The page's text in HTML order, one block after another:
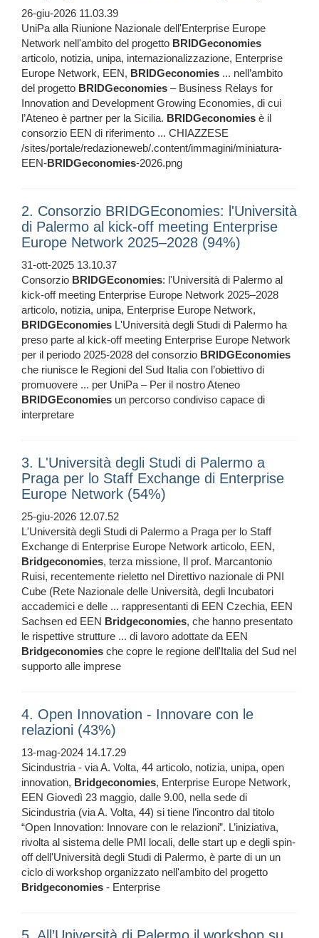
26-giu-2026 11.03.39
UniPa alla Riunione Nazionale dell'Enterprise Europe
Network nell'ambito del progetto BRIDGeconomies
articolo, notizia, unipa, internazionalizzazione, Enterprise
Europe Network, EEN, BRIDGeconomies ... nell’ambito
del progetto BRIDGeconomies – Business Relays for
Innovation and Development Growing Economies, di cui
l’Ateneo è partner per la Sicilia. BRIDGeconomies è il
consorzio EEN di riferimento ... CHIAZZESE
/sites/portale/redazioneweb/.content/immagini/miniatura-
EEN-BRIDGeconomies-2026.png
2. Consorzio BRIDGEconomies: l'Università
di Palermo al kick-off meeting Enterprise
Europe Network 2025–2028 (94%)
31-ott-2025 13.10.37
Consorzio BRIDGEconomies: l'Università di Palermo al
kick-off meeting Enterprise Europe Network 2025–2028
articolo, notizia, unipa, Enterprise Europe Network,
BRIDGEconomies L'Università degli Studi di Palermo ha
preso parte al kick-off meeting Enterprise Europe Network
per il periodo 2025-2028 del consorzio BRIDGEconomies
che riunisce le Regioni del Sud Italia con l’obiettivo di
promuovere ... per UniPa – Per il nostro Ateneo
BRIDGEconomies un percorso condiviso capace di
interpretare
3. L'Università degli Studi di Palermo a
Praga per lo Staff Exchange di Enterprise
Europe Network (54%)
25-giu-2026 12.07.52
L'Università degli Studi di Palermo a Praga per lo Staff
Exchange di Enterprise Europe Network articolo, EEN,
Bridgeconomies, terza missione, Il prof. Marcantonio
Ruisi, recentemente rieletto nel Direttivo nazionale di PNI
Cube (Rete Nazionale delle Università, degli Incubatori
accademici e delle ... rappresentanti di EEN Czechia, EEN
Sachsen ed EEN Bridgeconomies, che hanno presentato
le rispettive strutture ... di lavoro adottate da EEN
Bridgeconomies che copre le regione dell'Italia del Sud nel
supporto alle imprese
4. Open Innovation - Innovare con le
relazioni (43%)
13-mag-2024 14.17.29
Sicindustria - via A. Volta, 44 articolo, notizia, unipa, open
innovation, Bridgeconomies, Enterprise Europe Network,
EEN Giovedì 23 maggio, dalle 9.00, nella sede di
Sicindustria (via A. Volta, 44) si tiene l’incontro dal titolo
“Open Innovation: Innovare con le relazioni”. L’iniziativa,
rivolta al sistema delle PMI locali, delle start up e degli spin-
off dell'Università degli Studi di Palermo, è parte di un un
ciclo di workshop organizzato nell'ambito del progetto
Bridgeconomies - Enterprise